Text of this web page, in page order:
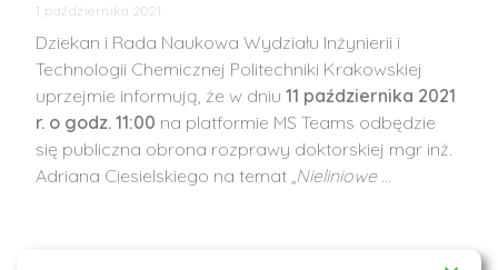
1 października 2021
Dziekan i Rada Naukowa Wydziału Inżynierii i
Technologii Chemicznej Politechniki Krakowskiej
uprzejmie informują, że w dniu11 października 2021
r. o godz. 11:00 na platformie MS Teams odbędzie
się publiczna obrona rozprawy doktorskiej mgr inż.
Adriana Ciesielskiego na temat „Nieliniowe …